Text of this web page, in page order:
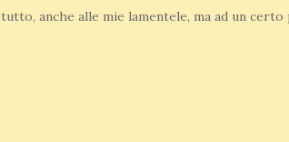
tutto, anche alle mie lamentele, ma ad un